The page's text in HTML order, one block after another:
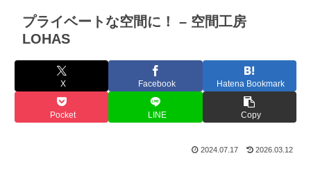
プライベートな空間に！ – 空間工房
LOHAS
X Facebook Hatena Bookmark
Pocket LINE Copy
2024.07.17 2026.03.12